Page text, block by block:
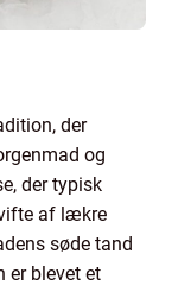
der
og
der typisk
af lækre
søde tand
er blevet et